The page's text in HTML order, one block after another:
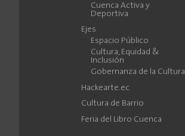
Cuenca Activa y
Deportiva
Ejes
Espacio Público
Cultura, Equidad &
Inclusión
Gobernanza de la Cultura
Hackearte.ec
Cultura de Barrio
Feria del Libro Cuenca